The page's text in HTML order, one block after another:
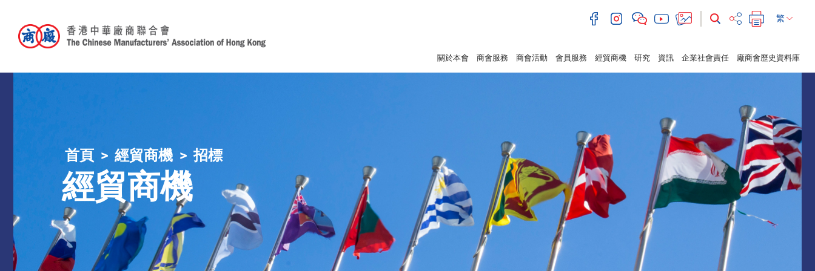
繁
關於本會 商會服務 商會活動 會員服務 經貿商機 研究 資訊 企業社會責任 廠商會歷史資料庫
首頁 經貿商機 招標
經貿商機